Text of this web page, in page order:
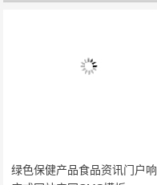
绿色保健产品食品资讯门户响